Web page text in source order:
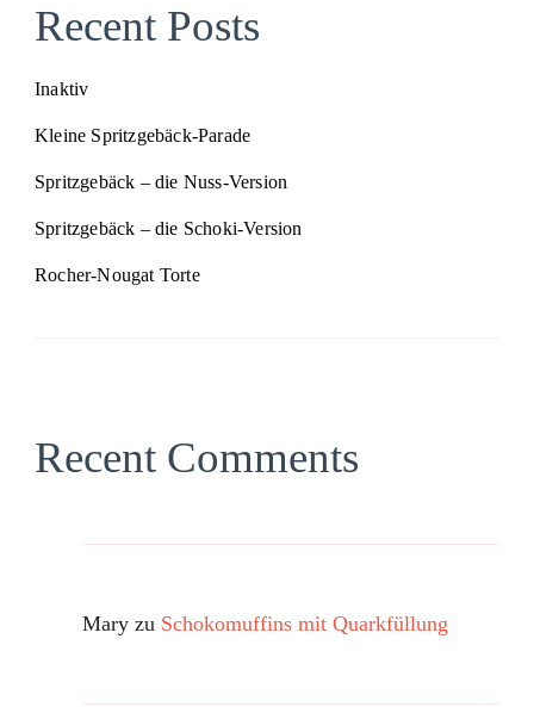
Recent Posts
Inaktiv
Kleine Spritzgebäck-Parade
Spritzgebäck – die Nuss-Version
Spritzgebäck – die Schoki-Version
Rocher-Nougat Torte
Recent Comments
Mary zu Schokomuffins mit Quarkfüllung